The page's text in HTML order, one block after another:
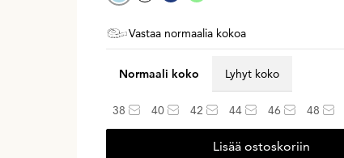
Vastaa normaalia kokoa
Normaali koko Lyhyt koko
38 40 42 44 46 48
Lisää ostoskoriin